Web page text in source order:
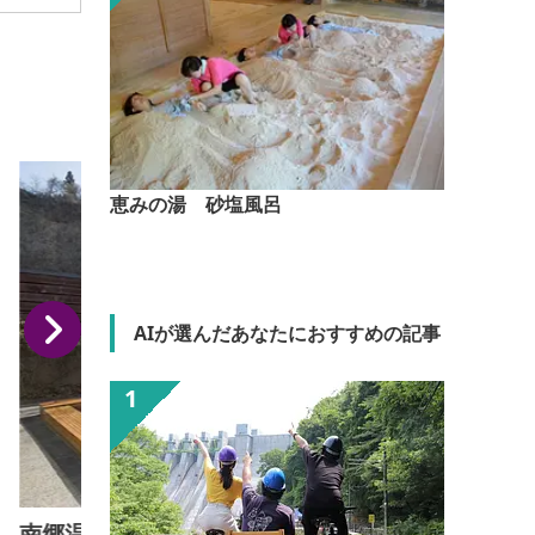
恵みの湯 砂塩風呂
AIが選んだあなたにおすすめの記事